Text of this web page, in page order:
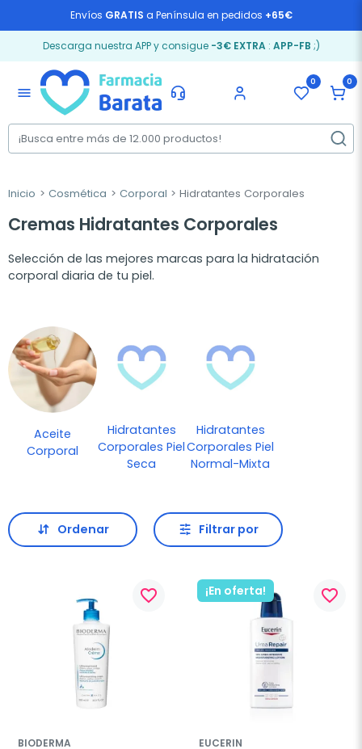
Envíos GRATIS a Península en pedidos +65€
Descarga nuestra APP y consigue -3€ EXTRA: APP-FB ;)
menu
0 0
Inicio Cosmética Corporal Hidratantes Corporales
Cremas Hidratantes Corporales
Selección de las mejores marcas para la hidratación
corporal diaria de tu piel.
Aceite
Corporal
Hidratantes
Corporales Piel
Seca
Hidratantes
Corporales Piel
Normal-Mixta
Ordenar Filtrar por
favorite_border
BIODERMA
¡En oferta! favorite_border
EUCERIN